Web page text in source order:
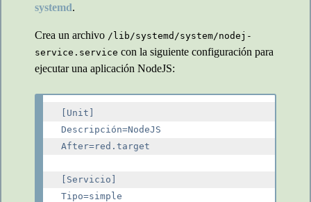
systemd.
Crea un archivo /lib/systemd/system/nodej-
service.service con la siguiente configuración para
ejecutar una aplicación NodeJS:
[Unit]
Descripción=NodeJS
After=red.target
[Servicio]
Tipo=simple